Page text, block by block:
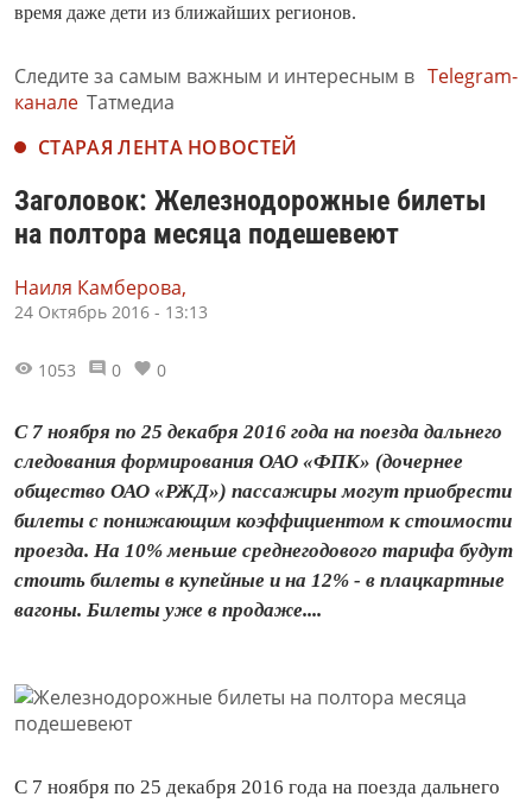
время даже дети из ближайших регионов.
Следите за самым важным и интересным в Telegram-
канале Татмедиа
СТАРАЯ ЛЕНТА НОВОСТЕЙ
Заголовок: Железнодорожные билеты
на полтора месяца подешевеют
Наиля Камберова,
24 Октябрь 2016 - 13:13
1053 0 0
С 7 ноября по 25 декабря 2016 года на поезда дальнего
следования формирования ОАО «ФПК» (дочернее
общество ОАО «РЖД») пассажиры могут приобрести
билеты с понижающим коэффициентом к стоимости
проезда. На 10% меньше среднегодового тарифа будут
стоить билеты в купейные и на 12% - в плацкартные
вагоны. Билеты уже в продаже....
С 7 ноября по 25 декабря 2016 года на поезда дальнего